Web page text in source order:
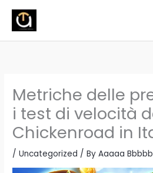
Skip
Metriche delle
i test di velocità
Chickenroad in
/Uncategorized / ByAaaaa Bbbbb